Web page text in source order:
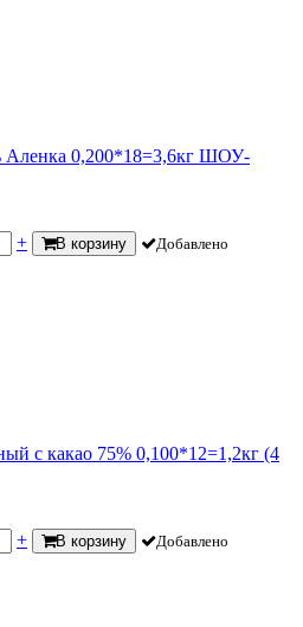
Аленка 0,200*18=3,6кг ШОУ-
+ В корзину Добавлено
с какао 75% 0,100*12=1,2кг (4
+ В корзину Добавлено